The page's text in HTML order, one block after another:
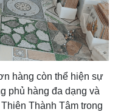
hàng còn thể hiện sự
phủ hàng đa dạng và
Thành Tâm trong